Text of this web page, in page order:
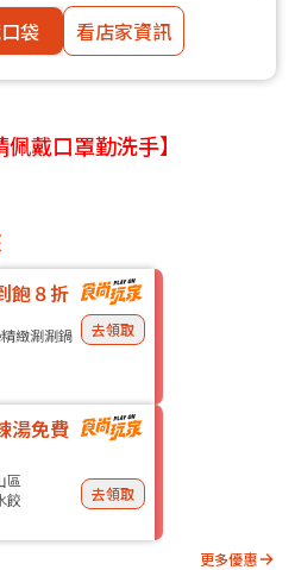
袋 看店家資訊
佩戴口罩勤洗手】
飽８折
緻涮涮鍋
去領取
湯免費
區
餃
去領取
更多優惠